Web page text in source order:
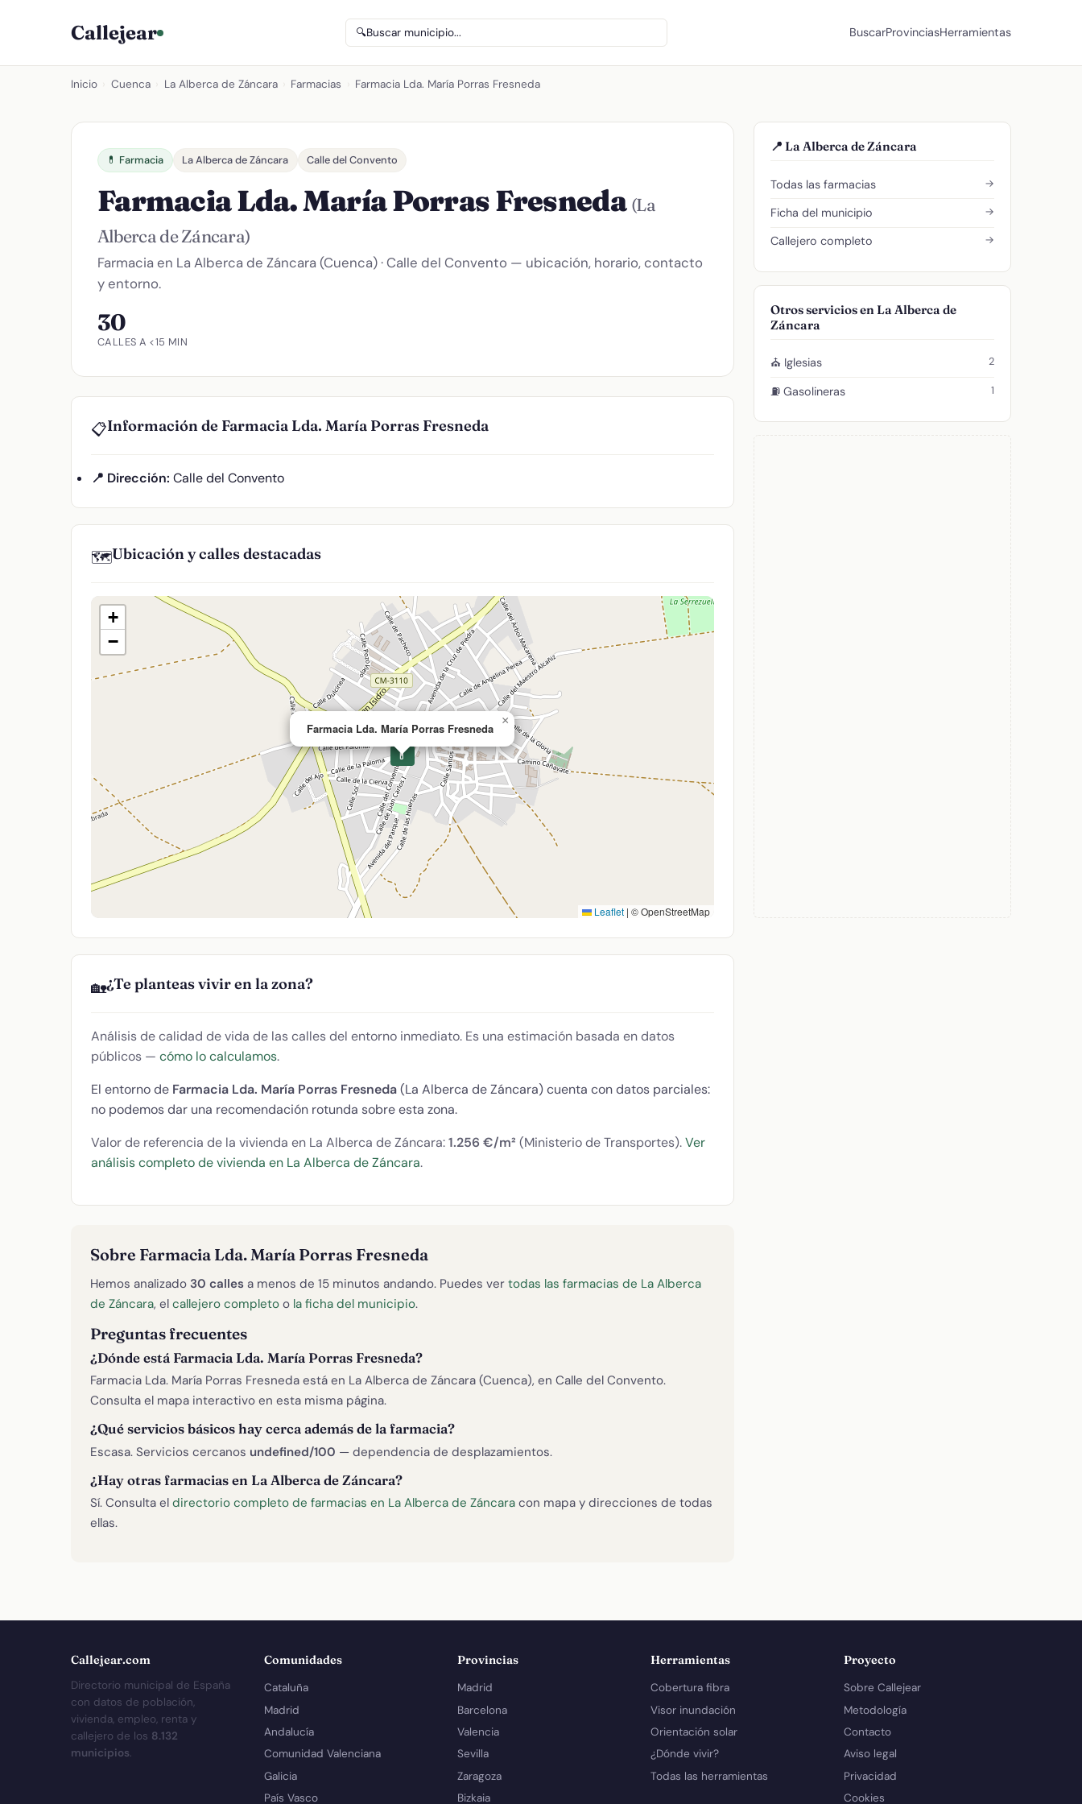
Callejear 🔍Buscar municipio... BuscarProvinciasHerramientas
Inicio Cuenca La Alberca de Záncara Farmacias Farmacia Lda. María Porras Fresneda
💊 Farmacia La Alberca de Záncara Calle del Convento
Farmacia Lda. María Porras Fresneda (La
Alberca de Záncara)
Farmacia en La Alberca de Záncara (Cuenca) · Calle del Convento — ubicación, horario, contacto
y entorno.
30
CALLES A <15 MIN
📋Información de Farmacia Lda. María Porras Fresneda
📍 Dirección: Calle del Convento
🗺️Ubicación y calles destacadas
💊
Farmacia Lda. María Porras Fresneda
×
+
−
Leaflet | © OpenStreetMap
🏡¿Te planteas vivir en la zona?
Análisis de calidad de vida de las calles del entorno inmediato. Es una estimación basada en datos
públicos — cómo lo calculamos.
El entorno de Farmacia Lda. María Porras Fresneda(La Alberca de Záncara) cuenta con datos parciales:
no podemos dar una recomendación rotunda sobre esta zona.
Valor de referencia de la vivienda en La Alberca de Záncara:1.256 €/m² (Ministerio de Transportes).Ver
análisis completo de vivienda en La Alberca de Záncara.
Sobre Farmacia Lda. María Porras Fresneda
Hemos analizado 30 calles a menos de 15 minutos andando. Puedes ver todas las farmacias de La Alberca
de Záncara, el callejero completo o la ficha del municipio.
Preguntas frecuentes
¿Dónde está Farmacia Lda. María Porras Fresneda?
Farmacia Lda. María Porras Fresneda está en La Alberca de Záncara (Cuenca), en Calle del Convento.
Consulta el mapa interactivo en esta misma página.
¿Qué servicios básicos hay cerca además de la farmacia?
Escasa. Servicios cercanos undefined/100 — dependencia de desplazamientos.
¿Hay otras farmacias en La Alberca de Záncara?
Sí. Consulta el directorio completo de farmacias en La Alberca de Záncara con mapa y direcciones de todas
ellas.
📍 La Alberca de Záncara
Todas las farmacias →
Ficha del municipio →
Callejero completo →
Otros servicios en La Alberca de
Záncara
⛪ Iglesias 2
⛽ Gasolineras 1
Callejear.com
Directorio municipal de España
con datos de población,
vivienda, empleo, renta y
callejero de los 8.132
municipios.
Comunidades
Cataluña
Madrid
Andalucía
Comunidad Valenciana
Galicia
País Vasco
Provincias
Madrid
Barcelona
Valencia
Sevilla
Zaragoza
Bizkaia
Herramientas
Cobertura fibra
Visor inundación
Orientación solar
¿Dónde vivir?
Todas las herramientas
Proyecto
Sobre Callejear
Metodología
Contacto
Aviso legal
Privacidad
Cookies